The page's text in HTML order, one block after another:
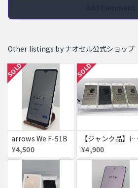
Other listings by ナオセル公式ショップ
SOLD
arrows We F-51B
¥4,500
SOLD
【ジャンク品】iPhone6s ４台セット
¥4,900